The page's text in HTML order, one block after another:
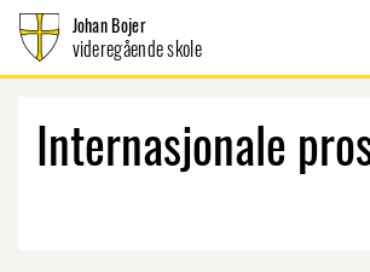
Johan Bojer
videregående skole
Internasjonale